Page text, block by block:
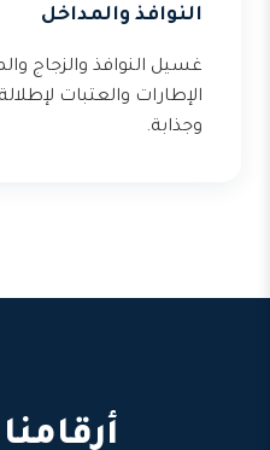
النوافذ والمداخل
غسيل النوافذ والزجاج
الإطارات والعتبات
وجذابة.